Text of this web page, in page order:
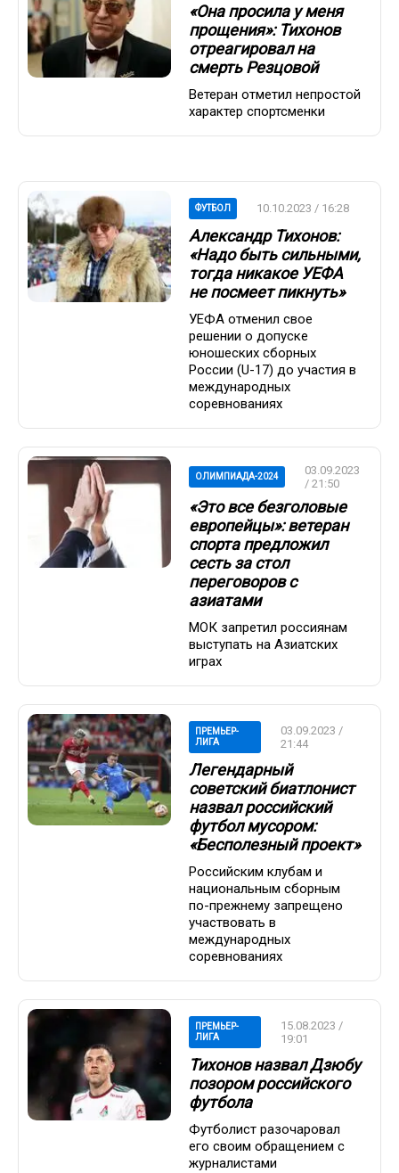
«Она просила у меня
прощения»: Тихонов
отреагировал на
смерть Резцовой
Ветеран отметил непростой
характер спортсменки
ФУТБОЛ 10.10.2023 / 16:28
Александр Тихонов:
«Надо быть сильными,
тогда никакое УЕФА
не посмеет пикнуть»
УЕФА отменил свое
решении о допуске
юношеских сборных
России (U-17) до участия в
международных
соревнованиях
ОЛИМПИАДА-2024
03.09.2023
/ 21:50
«Это все безголовые
европейцы»: ветеран
спорта предложил
сесть за стол
переговоров с
азиатами
МОК запретил россиянам
выступать на Азиатских
играх
ПРЕМЬЕР-
ЛИГА
03.09.2023 /
21:44
Легендарный
советский биатлонист
назвал российский
футбол мусором:
«Бесполезный проект»
Российским клубам и
национальным сборным
по-прежнему запрещено
участвовать в
международных
соревнованиях
ПРЕМЬЕР-
ЛИГА
15.08.2023 /
19:01
Тихонов назвал Дзюбу
позором российского
футбола
Футболист разочаровал
его своим обращением с
журналистами